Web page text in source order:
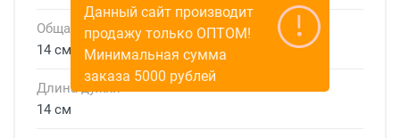
Общая ширина
14 см
Длина дужки
14 см
Данный сайт производит
продажу только ОПТОМ!
Минимальная сумма
заказа 5000 рублей